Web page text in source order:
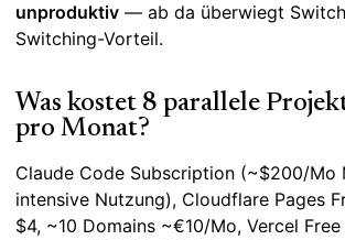
unproduktiv — ab da überwiegt
Switching-Vorteil.
Was kostet 8 parallele
pro Monat?
Claude Code Subscription (~$200/Mo
intensive Nutzung), Cloudflare Pages
$4, ~10 Domains ~€10/Mo, Vercel